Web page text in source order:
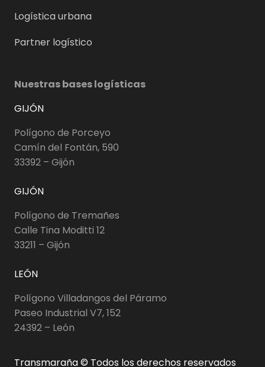
Logística urbana
Partner logístico
Nuestras bases logísticas
GIJÓN
Polígono de Porceyo
Camín del Fontán, 590
33392 – Gijón
GIJÓN
Polígono de Tremañes
Calle Tina Moditti 12
33211 – Gijón
LEÓN
Polígono Villadangos del Páramo
Paseo Industrial V7, 152
24392 – León
Transmaraña © Todos los derechos reservados